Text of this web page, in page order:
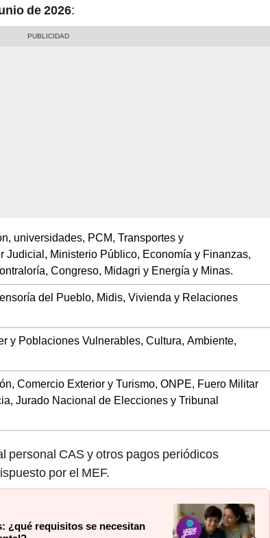
de 2026:
universidades, PCM, Transportes y
Judicial, Ministerio Público, Economía y Finanzas,
Congreso, Midagri y Energía y Minas.
del Pueblo, Midis, Vivienda y Relaciones
y Poblaciones Vulnerables, Cultura, Ambiente,
Comercio Exterior y Turismo, ONPE, Fuero Militar
Jurado Nacional de Elecciones y Tribunal
personal CAS y otros pagos periódicos
por el MEF.
¿qué requisitos se necesitan